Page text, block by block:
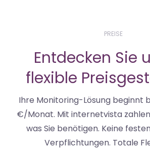
PREISE
Entdecken Sie
flexible
Ihre Monitoring-Lösung beginnt
€/Monat. Mit internetvista zahlen
was Sie benötigen. Keine
Verpflichtungen. Totale